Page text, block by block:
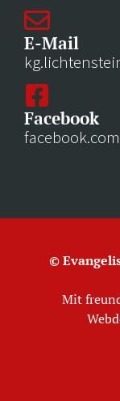
E-Mail
Facebook
©
Mit